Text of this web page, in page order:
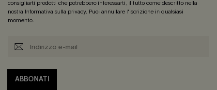
consigliarti prodotti che potrebbero interessarti, il tutto come descritto nella
nostra Informativa sulla privacy. Puoi annullare l'iscrizione in qualsiasi
momento.
ABBONATI